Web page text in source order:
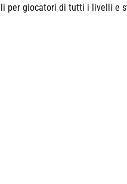
giocatori di tutti i livelli e